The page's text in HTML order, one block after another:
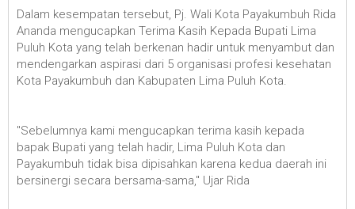
Dalam kesempatan tersebut, Pj. Wali Kota Payakumbuh Rida
Ananda mengucapkan Terima Kasih Kepada Bupati Lima
Puluh Kota yang telah berkenan hadir untuk menyambut dan
mendengarkan aspirasi dari 5 organisasi profesi kesehatan
Kota Payakumbuh dan Kabupaten Lima Puluh Kota.
"Sebelumnya kami mengucapkan terima kasih kepada
bapak Bupati yang telah hadir, Lima Puluh Kota dan
Payakumbuh tidak bisa dipisahkan karena kedua daerah ini
bersinergi secara bersama-sama," Ujar Rida